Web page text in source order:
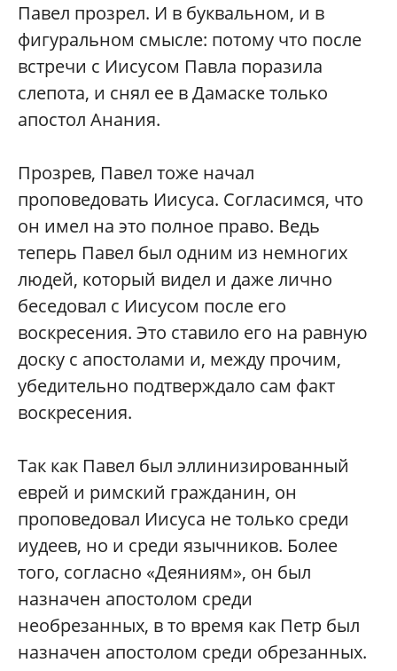
Павел прозрел. И в буквальном, и в
фигуральном смысле: потому что после
встречи с Иисусом Павла поразила
слепота, и снял ее в Дамаске только
апостол Анания.
Прозрев, Павел тоже начал
проповедовать Иисуса. Согласимся, что
он имел на это полное право. Ведь
теперь Павел был одним из немногих
людей, который видел и даже лично
беседовал с Иисусом после его
воскресения. Это ставило его на равную
доску с апостолами и, между прочим,
убедительно подтверждало сам факт
воскресения.
Так как Павел был эллинизированный
еврей и римский гражданин, он
проповедовал Иисуса не только среди
иудеев, но и среди язычников. Более
того, согласно «Деяниям», он был
назначен апостолом среди
необрезанных, в то время как Петр был
назначен апостолом среди обрезанных.